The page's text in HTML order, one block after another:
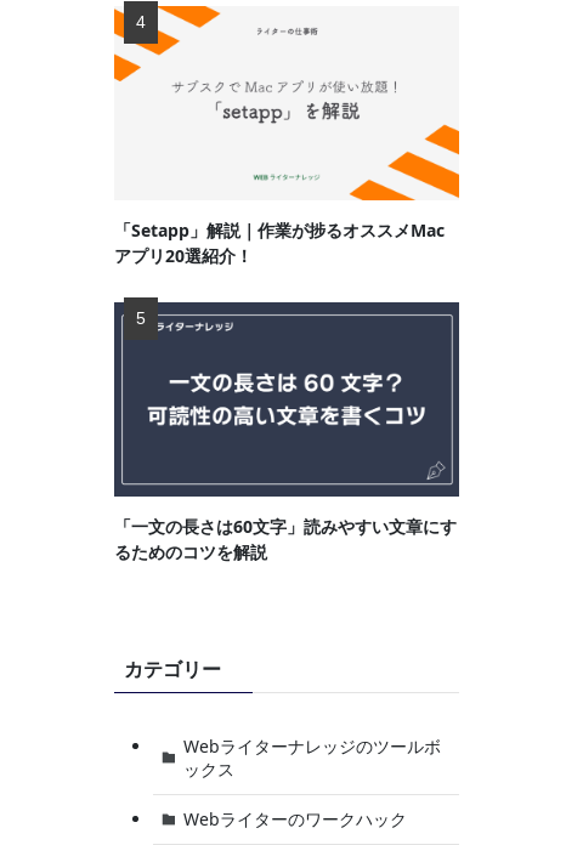
「Setapp」解説｜作業が捗るオススメMac
アプリ20選紹介！
「一文の長さは60文字」読みやすい文章にす
るためのコツを解説
カテゴリー
Webライターナレッジのツールボ
ックス
Webライターのワークハック